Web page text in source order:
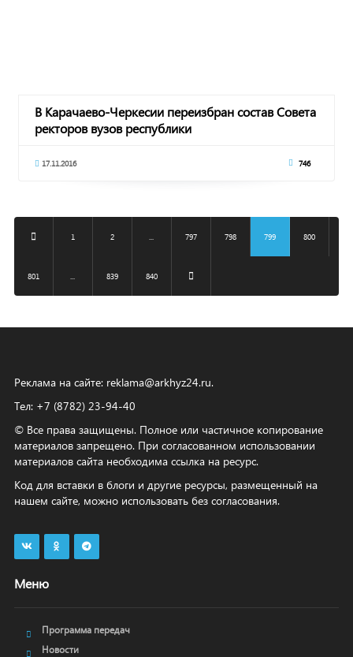
В Карачаево-Черкесии переизбран состав Совета
ректоров вузов республики
17.11.2016 746
1 2 797 798 799 800
801 839 840
Реклама на сайте: reklama@arkhyz24.ru.
Тел: +7 (8782) 23‑94‑40
© Все права защищены. Полное или частичное копирование
материалов запрещено. При согласованном использовании
материалов сайта необходима ссылка на ресурс.
Код для вставки в блоги и другие ресурсы, размещенный на
нашем сайте, можно использовать без согласования.
Меню
Программа передач
Новости